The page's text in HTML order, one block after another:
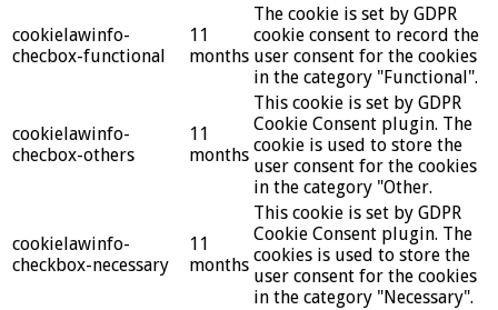
cookielawinfo-
checbox-functional
11
months
The cookie is set by GDPR
cookie consent to record the
user consent for the cookies
in the category "Functional".
cookielawinfo-
checbox-others
11
months
This cookie is set by GDPR
Cookie Consent plugin. The
cookie is used to store the
user consent for the cookies
in the category "Other.
cookielawinfo-
checkbox-necessary
11
months
This cookie is set by GDPR
Cookie Consent plugin. The
cookies is used to store the
user consent for the cookies
in the category "Necessary".